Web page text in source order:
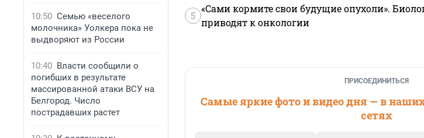
10:50 Семью «веселого
молочника» Уолкера пока не
выдворяют из России
10:40 Власти сообщили о
погибших в результате
массированной атаки ВСУ на
Белгород. Число
пострадавших растет
5
«Сами кормите свои будущие опухоли».
приводят к онкологии
ПРИСОЕДИНИТЬСЯ
Самые яркие фото и видео дня — в
сетях